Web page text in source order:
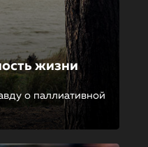
жизни
о паллиативной